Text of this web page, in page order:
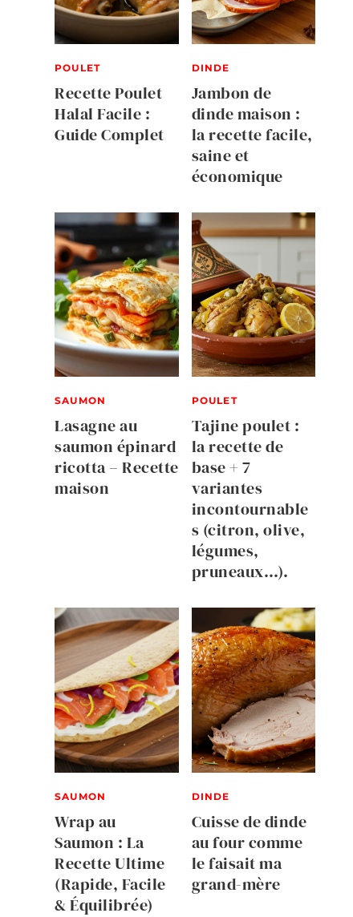
POULET
Recette Poulet
Halal Facile :
Guide Complet
DINDE
Jambon de
dinde maison :
la recette facile,
saine et
économique
SAUMON
Lasagne au
saumon épinard
ricotta – Recette
maison
POULET
Tajine poulet :
la recette de
base + 7
variantes
incontournable
s (citron, olive,
légumes,
pruneaux…).
SAUMON
Wrap au
Saumon : La
Recette Ultime
(Rapide, Facile
& Équilibrée)
DINDE
Cuisse de dinde
au four comme
le faisait ma
grand-mère